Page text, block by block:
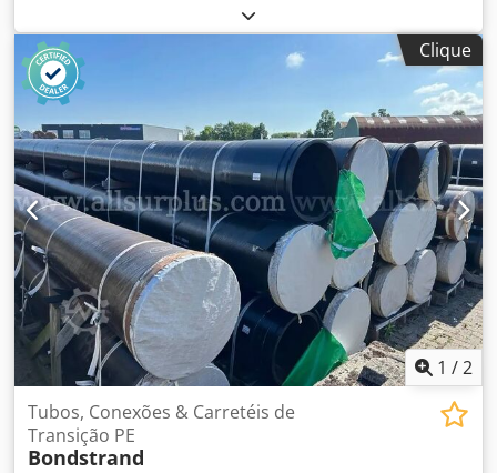
ZE511 Modelo: ZE51143-L0E0000Z Ano: 2022 Produto novo,
não utilizado, proveniente de stock de lojas (embalagem
aberta). Chsdpfx Ahjzpy Abj Aja
Clique
1 /2
Tubos, Conexões & Carretéis de
Transição PE
Bondstrand